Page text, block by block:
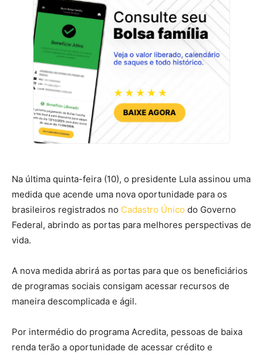
Na última quinta-feira (10), o presidente Lula assinou uma
medida que acende uma nova oportunidade para os
brasileiros registrados no Cadastro Único do Governo
Federal, abrindo as portas para melhores perspectivas de
vida.
A nova medida abrirá as portas para que os beneficiários
de programas sociais consigam acessar recursos de
maneira descomplicada e ágil.
Por intermédio do programa Acredita, pessoas de baixa
renda terão a oportunidade de acessar crédito e